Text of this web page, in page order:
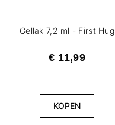
Gellak 7,2 ml - First Hug
€ 11,99
KOPEN